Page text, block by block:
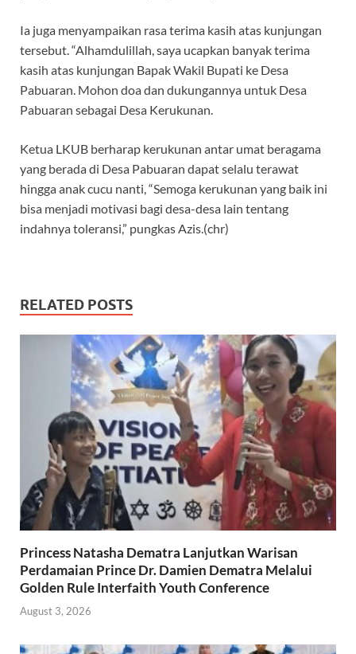
Ia juga menyampaikan rasa terima kasih atas kunjungan
tersebut. “Alhamdulillah, saya ucapkan banyak terima
kasih atas kunjungan Bapak Wakil Bupati ke Desa
Pabuaran. Mohon doa dan dukungannya untuk Desa
Pabuaran sebagai Desa Kerukunan.
Ketua LKUB berharap kerukunan antar umat beragama
yang berada di Desa Pabuaran dapat selalu terawat
hingga anak cucu nanti, “Semoga kerukunan yang baik ini
bisa menjadi motivasi bagi desa-desa lain tentang
indahnya toleransi,” pungkas Azis.(chr)
RELATED POSTS
Princess Natasha Dematra Lanjutkan Warisan
Perdamaian Prince Dr. Damien Dematra Melalui
Golden Rule Interfaith Youth Conference
August 3, 2026